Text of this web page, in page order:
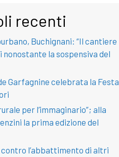
recenti
Buchignani: “Il cantiere
nonostante la sospensiva del
Garfagnine celebrata la Festa
per l’immaginario”; alla
la prima edizione del
l’abbattimento di altri